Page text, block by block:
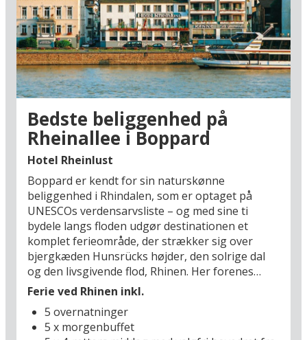
Bedste beliggenhed på
Rheinallee i Boppard
Hotel Rheinlust
Boppard er kendt for sin naturskønne
beliggenhed i Rhindalen, som er optaget på
UNESCOs verdensarvsliste – og med sine ti
bydele langs floden udgør destinationen et
komplet ferieområde, der strækker sig over
bjergkæden Hunsrücks højder, den solrige dal
og den livsgivende flod, Rhinen. Her forenes
rolige, naturskønne vandreruter med livlige
kultur og gastronomi på en udsøgt måde for at
skabe uforglemmelige ferieminder. Jeres
Ferie ved Rhinen inkl.
5 overnatninger
5 x morgenbuffet